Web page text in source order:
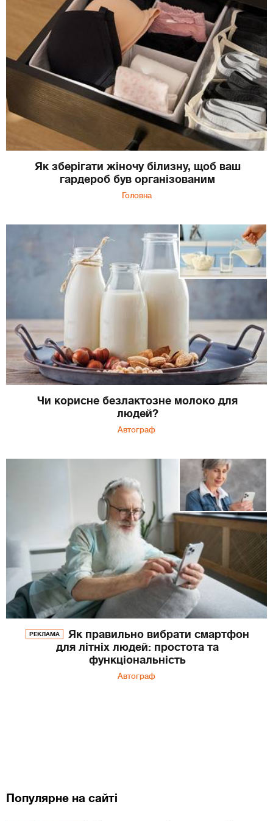
Як зберігати жіночу білизну, щоб ваш
гардероб був організованим
Головна
Чи корисне безлактозне молоко для
людей?
Автограф
РЕКЛАМА
Як правильно вибрати смартфон
для літніх людей: простота та
функціональність
Автограф
Популярне на сайті